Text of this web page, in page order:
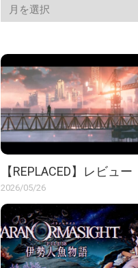
【REPLACED】レビュー
2026/05/26